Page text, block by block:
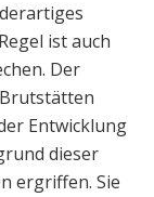
ist auch
Der
Entwicklung
dieser
ergriffen. Sie